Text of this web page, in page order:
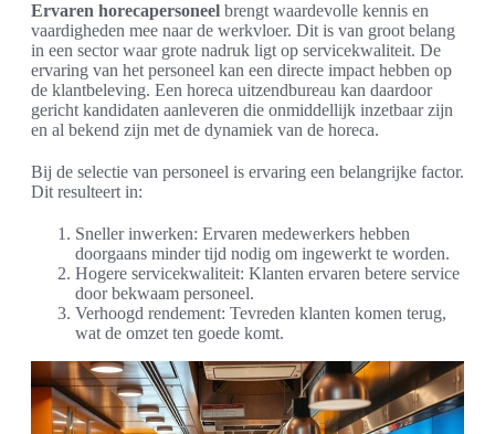
Ervaren horecapersoneel brengt waardevolle kennis en
vaardigheden mee naar de werkvloer. Dit is van groot belang
in een sector waar grote nadruk ligt op servicekwaliteit. De
ervaring van het personeel kan een directe impact hebben op
de klantbeleving. Een horeca uitzendbureau kan daardoor
gericht kandidaten aanleveren die onmiddellijk inzetbaar zijn
en al bekend zijn met de dynamiek van de horeca.
Bij de selectie van personeel is ervaring een belangrijke factor.
Dit resulteert in:
Sneller inwerken: Ervaren medewerkers hebben
doorgaans minder tijd nodig om ingewerkt te worden.
Hogere servicekwaliteit: Klanten ervaren betere service
door bekwaam personeel.
Verhoogd rendement: Tevreden klanten komen terug,
wat de omzet ten goede komt.